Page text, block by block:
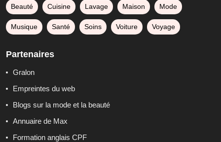
Beauté Cuisine Lavage Maison Mode
Musique Santé Soins Voiture Voyage
Partenaires
Gralon
Empreintes du web
Blogs sur la mode et la beauté
Annuaire de Max
Formation anglais CPF